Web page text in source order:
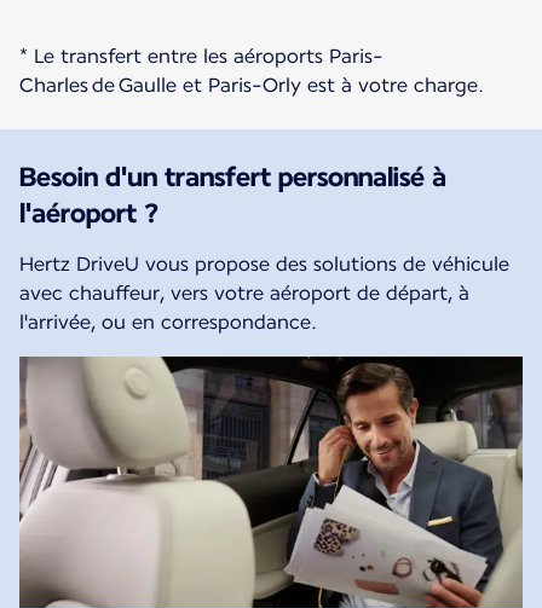
* Le transfert entre les aéroports Paris-
Charles de Gaulle et Paris-Orly est à votre charge.
Besoin d'un transfert personnalisé à
l'aéroport ?
Hertz DriveU vous propose des solutions de véhicule
avec chauffeur, vers votre aéroport de départ, à
l'arrivée, ou en correspondance.